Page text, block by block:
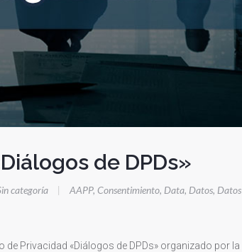
de DPDs»
categoría | AAPP, Consentimiento, Data, Datos, Datos
Privacidad «Diálogos de DPDs» organizado por la